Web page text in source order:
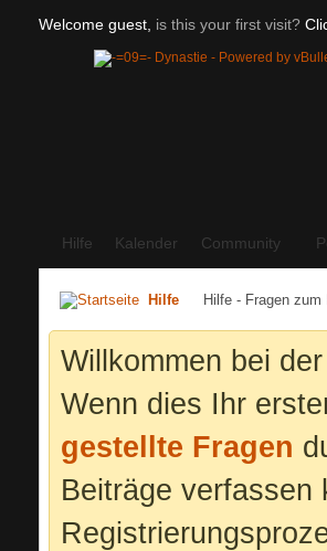
Welcome guest, is this your first visit?
Hilfe Kalender Community
Hilfe Hilfe - Fragen zum
Willkommen bei
Wenn dies Ihr
gestellte Fragen
Beiträge verfassen